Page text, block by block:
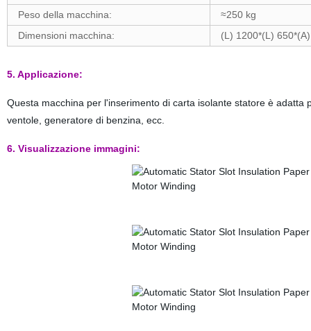
Peso della macchina:
≈250 kg
Dimensioni macchina:
(L) 1200*(L)
5. Applicazione:
Questa macchina per l'inserimento di carta isolante statore è
ventole, generatore di benzina, ecc.
6. Visualizzazione immagini: